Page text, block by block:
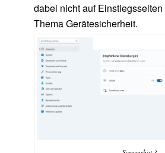
dabei nicht auf
Thema Gerätesicherheit.